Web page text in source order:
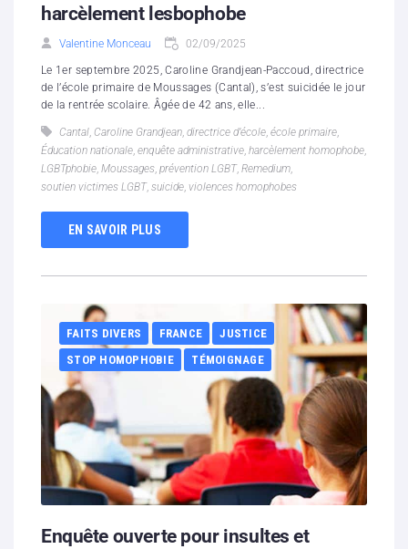
harcèlement lesbophobe
Valentine Monceau 02/09/2025
Le 1er septembre 2025, Caroline Grandjean-Paccoud, directrice
de l’école primaire de Moussages (Cantal), s’est suicidée le jour
de la rentrée scolaire. Âgée de 42 ans, elle...
Cantal, Caroline Grandjean, directrice d’école, école primaire,
Éducation nationale, enquête administrative, harcèlement homophobe,
LGBTphobie, Moussages, prévention LGBT, Remedium,
soutien victimes LGBT, suicide, violences homophobes
EN SAVOIR PLUS
FAITS DIVERS FRANCE
JUSTICE
STOP HOMOPHOBIE
TÉMOIGNAGE
Enquête ouverte pour insultes et